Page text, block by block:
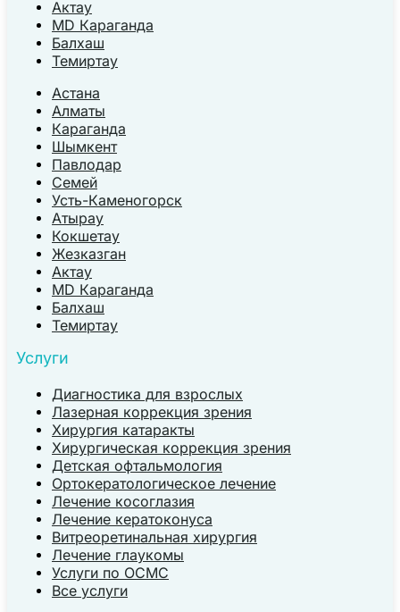
Актау
MD Караганда
Балхаш
Темиртау
Астана
Алматы
Караганда
Шымкент
Павлодар
Семей
Усть-Каменогорск
Атырау
Кокшетау
Жезказган
Актау
MD Караганда
Балхаш
Темиртау
Услуги
Диагностика для взрослых
Лазерная коррекция зрения
Хирургия катаракты
Хирургическая коррекция зрения
Детская офтальмология
Ортокератологическое лечение
Лечение косоглазия
Лечение кератоконуса
Витреоретинальная хирургия
Лечение глаукомы
Услуги по ОСМС
Все услуги